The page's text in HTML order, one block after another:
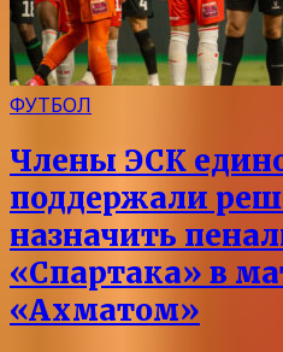
ФУТБОЛ
Члены ЭСК
поддержали
назначить
«Спартака» в
«Ахматом»